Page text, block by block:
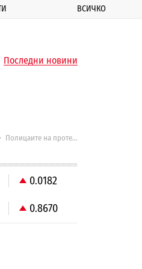
ВСИЧКО
Последни новини
Полицаите на протест за заплати
0.0182
0.8670